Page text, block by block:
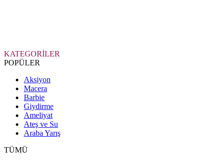
KATEGORİLER
POPÜLER
Aksiyon
Macera
Barbie
Giydirme
Ameliyat
Ateş ve Su
Araba Yarış
TÜMÜ